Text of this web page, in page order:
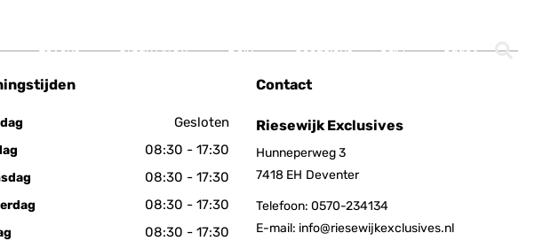
Lovens Urban Arrow Dolly Occasions O&A Outlet
Gesloten
08:30 - 17:30
08:30 - 17:30
08:30 - 17:30
08:30 - 17:30
Contact
Riesewijk Exclusives
Hunneperweg 3
7418 EH Deventer
Telefoon: 0570-234134
E-mail: info@riesewijkexclusives.nl